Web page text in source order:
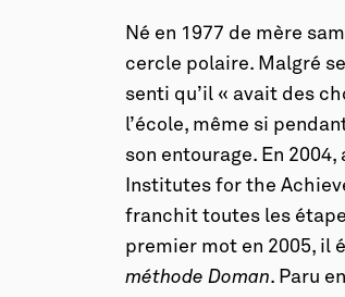
Né en 1977 de mère
cercle polaire. Malgré
senti qu’il « avait des
l’école, même si
son entourage. En
Institutes for the
franchit toutes les
premier mot en 2005, il
méthode Doman. Paru